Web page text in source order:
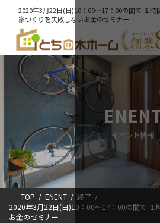
ツ
シ
2020年3月22日(日)10：00～17：00の間で １時
家づくりを失敗しないお金のセミナー
イベント情報
TOP ENENT
終了
2020年3月22日(日)10：00～17：00の間で １
お金のセミナー